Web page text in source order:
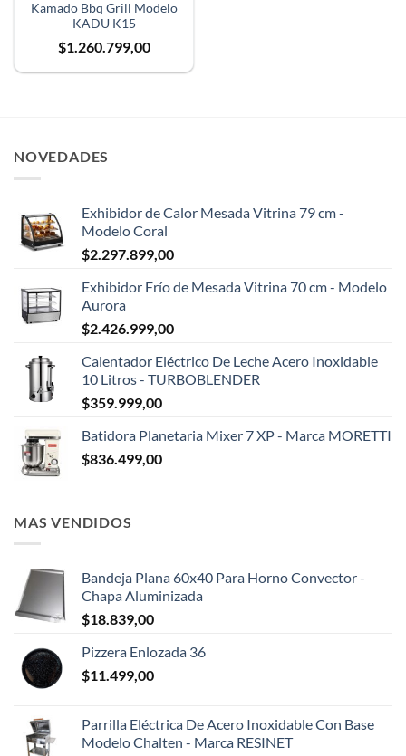
Kamado Bbq Grill Modelo
KADU K15
$1.260.799,00
NOVEDADES
Exhibidor de Calor Mesada Vitrina 79 cm -
Modelo Coral
$2.297.899,00
Exhibidor Frío de Mesada Vitrina 70 cm - Modelo
Aurora
$2.426.999,00
Calentador Eléctrico De Leche Acero Inoxidable
10 Litros - TURBOBLENDER
$359.999,00
Batidora Planetaria Mixer 7 XP - Marca MORETTI
$836.499,00
MAS VENDIDOS
Bandeja Plana 60x40 Para Horno Convector -
Chapa Aluminizada
$18.839,00
Pizzera Enlozada 36
$11.499,00
Parrilla Eléctrica De Acero Inoxidable Con Base
Modelo Chalten - Marca RESINET